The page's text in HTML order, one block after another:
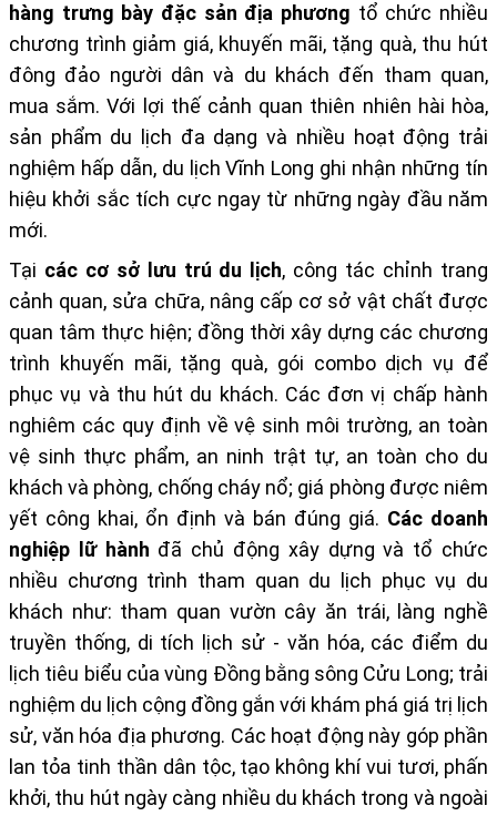
hàng trưng bày đặc sản địa phương tổ chức nhiều
chương trình giảm giá, khuyến mãi, tặng quà, thu hút
đông đảo người dân và du khách đến tham quan,
mua sắm. Với lợi thế cảnh quan thiên nhiên hài hòa,
sản phẩm du lịch đa dạng và nhiều hoạt động trải
nghiệm hấp dẫn, du lịch Vĩnh Long ghi nhận những tín
hiệu khởi sắc tích cực ngay từ những ngày đầu năm
mới.
Tại các cơ sở lưu trú du lịch, công tác chỉnh trang
cảnh quan, sửa chữa, nâng cấp cơ sở vật chất được
quan tâm thực hiện; đồng thời xây dựng các chương
trình khuyến mãi, tặng quà, gói combo dịch vụ để
phục vụ và thu hút du khách. Các đơn vị chấp hành
nghiêm các quy định về vệ sinh môi trường, an toàn
vệ sinh thực phẩm, an ninh trật tự, an toàn cho du
khách và phòng, chống cháy nổ; giá phòng được niêm
yết công khai, ổn định và bán đúng giá. Các doanh
nghiệp lữ hành đã chủ động xây dựng và tổ chức
nhiều chương trình tham quan du lịch phục vụ du
khách như: tham quan vườn cây ăn trái, làng nghề
truyền thống, di tích lịch sử - văn hóa, các điểm du
lịch tiêu biểu của vùng Đồng bằng sông Cửu Long; trải
nghiệm du lịch cộng đồng gắn với khám phá giá trị lịch
sử, văn hóa địa phương. Các hoạt động này góp phần
lan tỏa tinh thần dân tộc, tạo không khí vui tươi, phấn
khởi, thu hút ngày càng nhiều du khách trong và ngoài